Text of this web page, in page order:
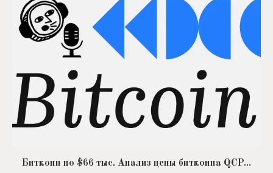
Биткоин по $66 тыс. Анализ цены биткоина QCP...